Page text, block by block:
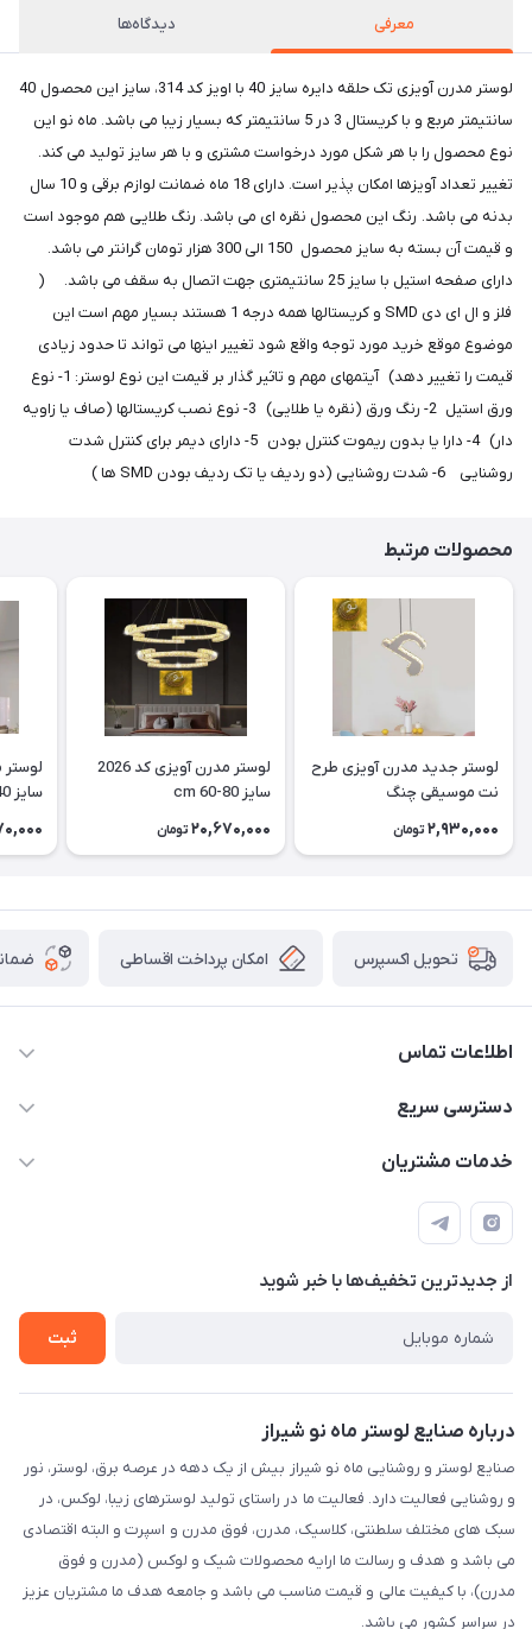
معرفی دیدگاه‌ها
لوستر مدرن آویزی تک حلقه دایره سایز 40 با اویز کد 314، سایز این محصول 40
سانتیمتر مربع و با کریستال 3 در 5 سانتیمتر که بسیار زیبا می باشد. ماه نو این
نوع محصول را با هر شکل مورد درخواست مشتری و با هر سایز تولید می کند.
تغییر تعداد آویزها امکان پذیر است. دارای 18 ماه ضمانت لوازم برقی و 10 سال
بدنه می باشد. رنگ این محصول نقره ای می باشد. رنگ طلایی هم موجود است
و قیمت آن بسته به سایز محصول 150 الی 300 هزار تومان گرانتر می باشد.
دارای صفحه استیل با سایز 25 سانتیمتری جهت اتصال به سقف می باشد. (
فلز و ال ای دی SMD و کریستالها همه درجه 1 هستند بسیار مهم است این
موضوع موقع خرید مورد توجه واقع شود تغییر اینها می تواند تا حدود زیادی
قیمت را تغییر دهد) آیتمهای مهم و تاثیر گذار بر قیمت این نوع لوستر: 1- نوع
ورق استیل 2- رنگ ورق (نقره یا طلایی) 3- نوع نصب کریستالها (صاف یا زاویه
دار) 4- دارا یا بدون ریموت کنترل بودن 5- دارای دیمر برای کنترل شدت
روشنایی 6- شدت روشنایی (دو ردیف یا تک ردیف بودن SMD ها )
محصولات مرتبط
لوستر جدید مدرن آویزی طرح
نت موسیقی چنگ
2,930,000 تومان
لوستر مدرن آویزی کد 2026
سایز cm 60-80
20,670,000 تومان
سایز cm 40
تحویل اکسپرس امکان پرداخت اقساطی
اطلاعات تماس
09171115348
طبقه همکف واحد 131
دسترسی سریع
مجله فروشگاه
درباره ما
تماس با ما
خدمات مشتریان
قوانین و مقررات
حریم خصوصی
راهنما
از جدید‌ترین تخفیف‌ها با‌ خبر شوید
ثبت
درباره صنایع لوستر ماه نو شیراز
صنایع لوستر و روشنایی ماه نو شیراز بیش از یک دهه در عرصه برق، لوستر، نور
و روشنایی فعالیت دارد. فعالیت ما در راستای تولید لوسترهای زیبا، لوکس، در
سبک های مختلف سلطنتی، کلاسیک، مدرن، فوق مدرن و اسپرت و البته اقتصادی
می باشد و هدف و رسالت ما ارایه محصولات شیک و لوکس (مدرن و فوق
مدرن)، با کیفیت عالی و قیمت مناسب می باشد و جامعه هدف ما مشتریان عزیز
در سراسر کشور می باشد.